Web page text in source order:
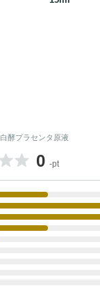
白酵プラセンタ原液
0 -pt